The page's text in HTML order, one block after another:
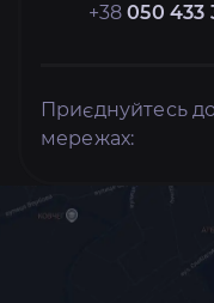
+38050 433
Приєднуйтесь
мережах: